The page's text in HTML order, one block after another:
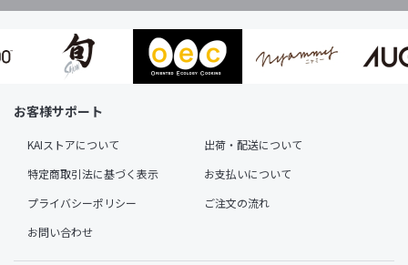
お客様サポート
KAIストアについて
出荷・配送について
特定商取引法に基づく表示
お支払いについて
プライバシーポリシー
ご注文の流れ
お問い合わせ